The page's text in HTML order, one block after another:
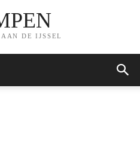
DE IJSSEL